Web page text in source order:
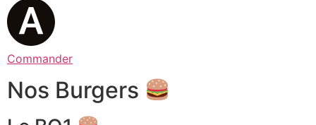
Commander
Nos Burgers